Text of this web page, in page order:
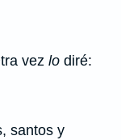
vez lo diré:
santos y